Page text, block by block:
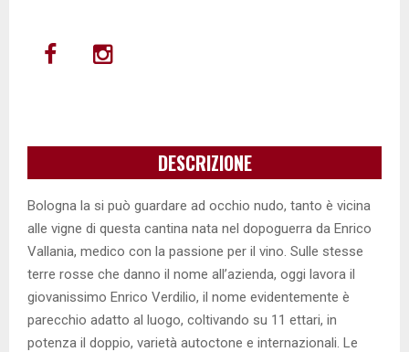
DESCRIZIONE
Bologna la si può guardare ad occhio nudo, tanto è vicina
alle vigne di questa cantina nata nel dopoguerra da Enrico
Vallania, medico con la passione per il vino. Sulle stesse
terre rosse che danno il nome all’azienda, oggi lavora il
giovanissimo Enrico Verdilio, il nome evidentemente è
parecchio adatto al luogo, coltivando su 11 ettari, in
potenza il doppio, varietà autoctone e internazionali. Le